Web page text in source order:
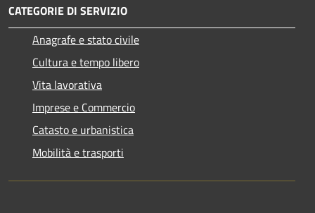
CATEGORIE DI SERVIZIO
Anagrafe e stato civile
Cultura e tempo libero
Vita lavorativa
Imprese e Commercio
Catasto e urbanistica
Mobilità e trasporti